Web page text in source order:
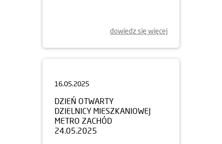
dowiedz się więcej
DZIEŃ OTWARTY
DZIELNICY MIESZKANIOWEJ
METRO ZACHÓD
24.05.2025